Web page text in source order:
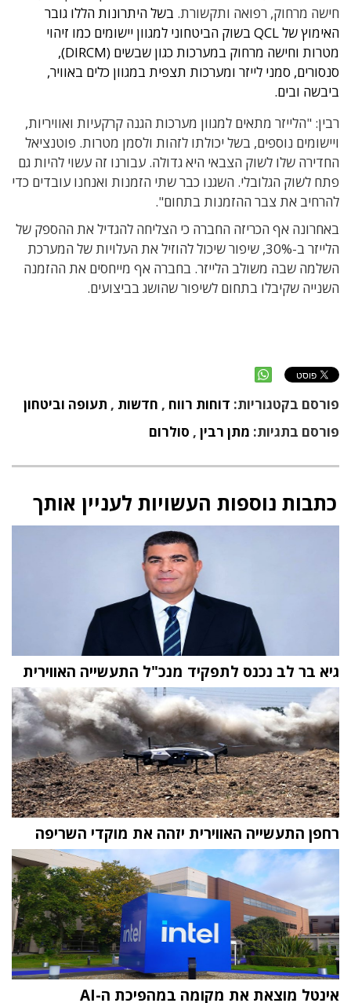
חישה מרחוק, רפואה ותקשורת. בשל היתרונות הללו גובר
האימוץ של QCL בשוק הביטחוני למגוון יישומים כמו זיהוי
מטרות וחישה מרחוק במערכות כגון שבשים (DIRCM),
סנסורים, סמני לייזר ומערכות תצפית במגוון כלים באוויר,
ביבשה ובים.
רבין: "הלייזר מתאים למגוון מערכות הגנה קרקעיות ואוויריות,
ויישומים נוספים, בשל יכולתו לזהות ולסמן מטרות. פוטנציאל
החדירה שלו לשוק הצבאי היא גדולה. עבורנו זה עשוי להיות גם
פתח לשוק הגלובלי. השגנו כבר שתי הזמנות ואנחנו עובדים כדי
להרחיב את צבר ההזמנות בתחום".
באחרונה אף הכריזה החברה כי הצליחה להגדיל את ההספק של
הלייזר ב-30%, שיפור שיכול להוזיל את העלויות של המערכת
השלמה שבה משולב הלייזר. בחברה אף מייחסים את ההזמנה
השנייה שקיבלו בתחום לשיפור שהושג בביצועים.
פורסם בקטגוריות: דוחות רווח , חדשות , תעופה וביטחון
פורסם בתגיות: מתן רבין , סולרום
כתבות נוספות העשויות לעניין אותך
גיא בר לב נכנס לתפקיד מנכ"ל התעשייה האווירית
רחפן התעשייה האווירית יזהה את מוקדי השריפה
אינטל מוצאת את מקומה במהפיכת ה-AI